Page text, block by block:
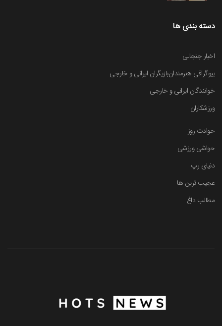
دسته بندی ها
اخبار جنجالی
بیوگرافی هنرمندانبازیگران ایرانی و خارجی
خوانندگان ایرانی و خارجی
ورزشکاران
حوادث روز
حواشی ورزشی
دنیای رپ
عجیب ترین ها
مطالب داغ